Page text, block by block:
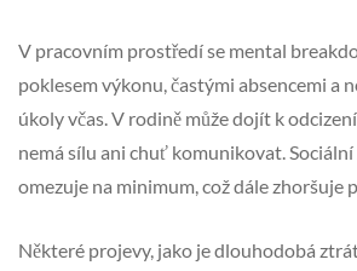
V pracovním prostředí se mental
poklesem výkonu, častými absencemi a
úkoly včas. V rodině může dojít k
nemá sílu ani chuť komunikovat.
omezuje na minimum, což dále zhoršuje
Některé projevy, jako je dlouhodobá